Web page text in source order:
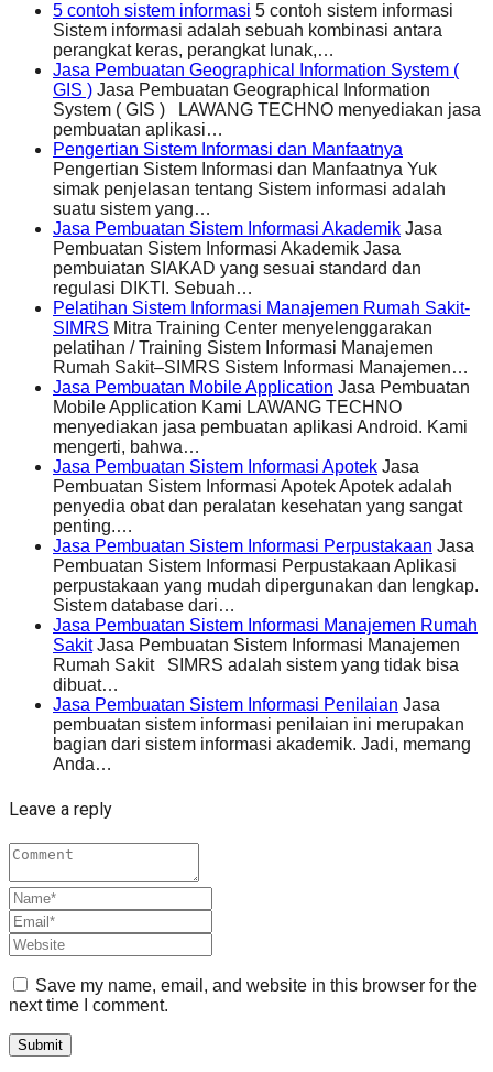
5 contoh sistem informasi 5 contoh sistem informasi
Sistem informasi adalah sebuah kombinasi antara
perangkat keras, perangkat lunak,…
Jasa Pembuatan Geographical Information System (
GIS ) Jasa Pembuatan Geographical Information
System ( GIS ) LAWANG TECHNO menyediakan jasa
pembuatan aplikasi…
Pengertian Sistem Informasi dan Manfaatnya
Pengertian Sistem Informasi dan Manfaatnya Yuk
simak penjelasan tentang Sistem informasi adalah
suatu sistem yang…
Jasa Pembuatan Sistem Informasi Akademik Jasa
Pembuatan Sistem Informasi Akademik Jasa
pembuiatan SIAKAD yang sesuai standard dan
regulasi DIKTI. Sebuah…
Pelatihan Sistem Informasi Manajemen Rumah Sakit-
SIMRS Mitra Training Center menyelenggarakan
pelatihan / Training Sistem Informasi Manajemen
Rumah Sakit–SIMRS Sistem Informasi Manajemen…
Jasa Pembuatan Mobile Application Jasa Pembuatan
Mobile Application Kami LAWANG TECHNO
menyediakan jasa pembuatan aplikasi Android. Kami
mengerti, bahwa…
Jasa Pembuatan Sistem Informasi Apotek Jasa
Pembuatan Sistem Informasi Apotek Apotek adalah
penyedia obat dan peralatan kesehatan yang sangat
penting.…
Jasa Pembuatan Sistem Informasi Perpustakaan Jasa
Pembuatan Sistem Informasi Perpustakaan Aplikasi
perpustakaan yang mudah dipergunakan dan lengkap.
Sistem database dari…
Jasa Pembuatan Sistem Informasi Manajemen Rumah
SakitJasa Pembuatan Sistem Informasi Manajemen
Rumah Sakit SIMRS adalah sistem yang tidak bisa
dibuat…
Jasa Pembuatan Sistem Informasi Penilaian Jasa
pembuatan sistem informasi penilaian ini merupakan
bagian dari sistem informasi akademik. Jadi, memang
Anda…
Leave a reply
Save my name, email, and website in this browser for the
next time I comment.